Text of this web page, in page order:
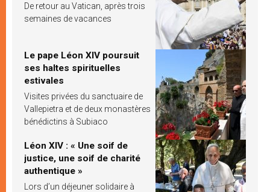
De retour au Vatican, après trois
semaines de vacances
Le pape Léon XIV poursuit
ses haltes spirituelles
estivales
Visites privées du sanctuaire de
Vallepietra et de deux monastères
bénédictins à Subiaco
Léon XIV : « Une soif de
justice, une soif de charité
authentique »
Lors d’un déjeuner solidaire à